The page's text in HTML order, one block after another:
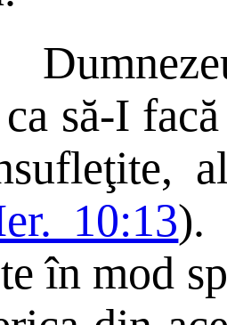
să-I
10:13).
în mod